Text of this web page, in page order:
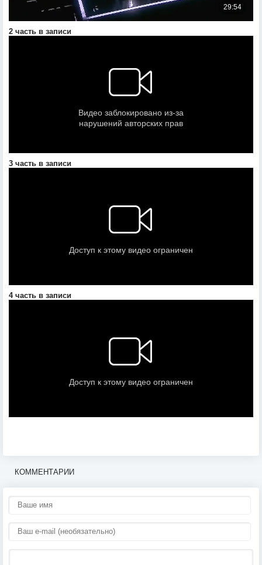
2 часть в записи
3 часть в записи
4 часть в записи
КОММЕНТАРИИ